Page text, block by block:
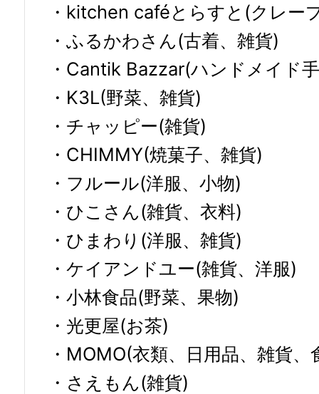
・kitchen caféとらすと(クレー
・ふるかわさん(古着、雑貨)
・Cantik Bazzar(ハンドメイド
・K3L(野菜、雑貨)
・チャッピー(雑貨)
・CHIMMY(焼菓子、雑貨)
・フルール(洋服、小物)
・ひこさん(雑貨、衣料)
・ひまわり(洋服、雑貨)
・ケイアンドユー(雑貨、洋服)
・小林食品(野菜、果物)
・光更屋(お茶)
・MOMO(衣類、日用品、雑貨、
・さえもん(雑貨)